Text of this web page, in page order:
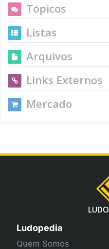
Tópicos
Listas
Arquivos
Links Externos
Mercado
LUDO
Ludopedia
Quem Somos